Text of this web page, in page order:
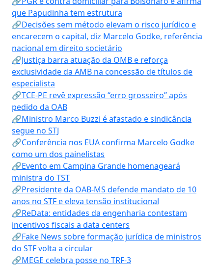
que Papudinha tem estrutura
🔗Decisões sem método elevam o risco jurídico e
encarecem o capital, diz Marcelo Godke, referência
nacional em direito societário
🔗Justiça barra atuação da OMB e reforça
exclusividade da AMB na concessão de títulos de
especialista
🔗TCE-PE revê expressão “erro grosseiro” após
pedido da OAB
🔗Ministro Marco Buzzi é afastado e sindicância
segue no STJ
🔗Conferência nos EUA confirma Marcelo Godke
como um dos painelistas
🔗Evento em Campina Grande homenageará
ministra do TST
🔗Presidente da OAB-MS defende mandato de 10
anos no STF e eleva tensão institucional
🔗ReData: entidades da engenharia contestam
incentivos fiscais a data centers
🔗Fake News sobre formação jurídica de ministros
do STF volta a circular
🔗MEGE celebra posse no TRF-3